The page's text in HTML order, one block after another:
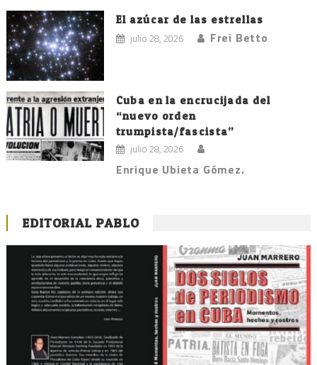
El azúcar de las estrellas
julio 28, 2026 Frei Betto
Cuba en la encrucijada del
“nuevo orden
trumpista/fascista”
julio 28, 2026
Enrique Ubieta Gómez.
EDITORIAL PABLO